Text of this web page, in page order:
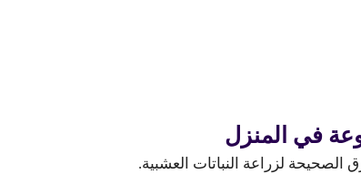
في المنزل
لزراعة النباتات العشبية.